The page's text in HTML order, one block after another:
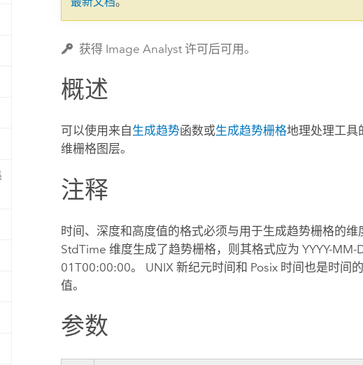
获得 Image Analyst 许可后可用。
概述
可以使用来自生成趋势函数或生成趋势栅格地理处理工具
维栅格图层。
注释
时间、深度和高度值的格式必须与用于生成趋势栅格的
StdTime 维度生成了趋势栅格，则其格式应为 YYYY-
01T00:00:00。 UNIX 新纪元时间和 Posix 时间也是时间
值。
参数